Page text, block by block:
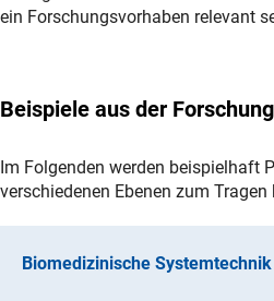
ein Forschungsvorhaben relevant
Beispiele aus der Forschung
Im Folgenden werden beispielhaft
verschiedenen Ebenen zum Tragen
Biomedizinische Systemtechnik